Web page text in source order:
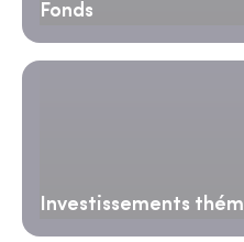
Fonds
Investissements